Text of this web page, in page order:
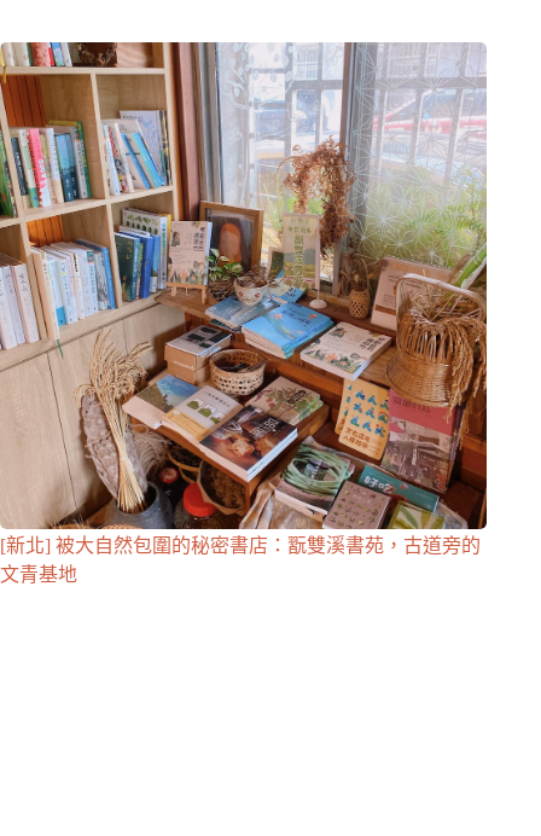
[新北] 被大自然包圍的秘密書店：翫雙溪書苑，古道旁的
文青基地